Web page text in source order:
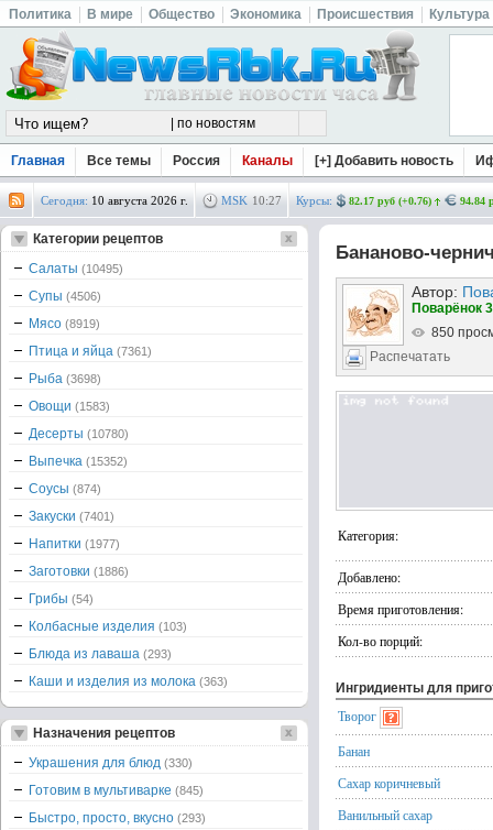
Политика В мире Общество Экономика Происшествия Культура
Главная Все темы Россия Каналы [+] Добавить новость
Сегодня: 10 августа 2026 г. MSK 10:27 Курсы: 82.17 руб (+0.76) 94.84
Бананово-
Автор:
Поварёнок
850
Распечатать
Категория:
Добавлено:
Время приготовления:
Кол-во порций:
Ингридиенты для
Творог
Банан
Сахар коричневый
Ванильный сахар
Категории рецептов
Салаты (10495)
Супы (4506)
Мясо (8919)
Птица и яйца (7361)
Рыба (3698)
Овощи (1583)
Десерты (10780)
Выпечка (15352)
Соусы (874)
Закуски (7401)
Напитки (1977)
Заготовки (1886)
Грибы (54)
Колбасные изделия (103)
Блюда из лаваша (293)
Каши и изделия из молока (363)
Назначения рецептов
Украшения для блюд (330)
Готовим в мультиварке (845)
Быстро, просто, вкусно (293)